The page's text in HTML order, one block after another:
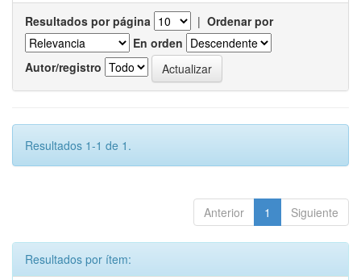
Resultados por página | Ordenar por
En orden
Autor/registro
Resultados 1-1 de 1.
Anterior 1 Siguiente
Resultados por ítem: